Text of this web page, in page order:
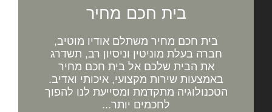
בית חכם מחיר
בית חכם מחיר משתלם אודיו מוטיב,
חברה בעלת מוניטין וניסיון רב, תשדרג
את הבית שלכם אל בית חכם מחיר
באמצעות שירות מקצועי, איכותי ואדיב.
הטכנולוגיה מתקדמת ומסייעת לנו להפוך
לחכמים יותר...